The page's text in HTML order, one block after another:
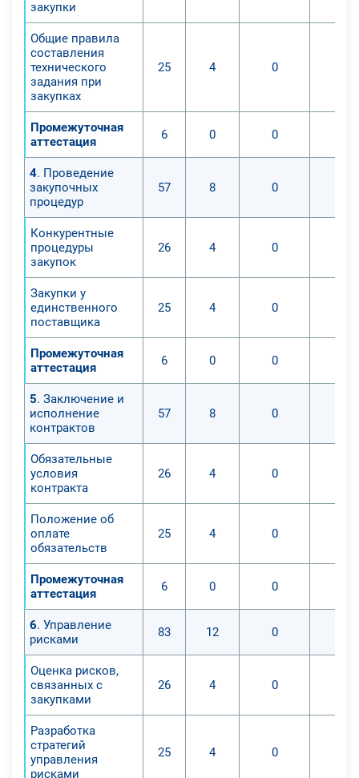
закупки
Общие правила
составления
технического
задания при
закупках
25 4 0
Промежуточная
аттестация
6 0 0
4. Проведение
закупочных
процедур
57 8 0
Конкурентные
процедуры
закупок
26 4 0
Закупки у
единственного
поставщика
25 4 0
Промежуточная
аттестация
6 0 0
5. Заключение и
исполнение
контрактов
57 8 0
Обязательные
условия
контракта
26 4 0
Положение об
оплате
обязательств
25 4 0
Промежуточная
аттестация
6 0 0
6. Управление
рисками
83 12 0
Оценка рисков,
связанных с
закупками
26 4 0
Разработка
стратегий
управления
рисками
25 4 0